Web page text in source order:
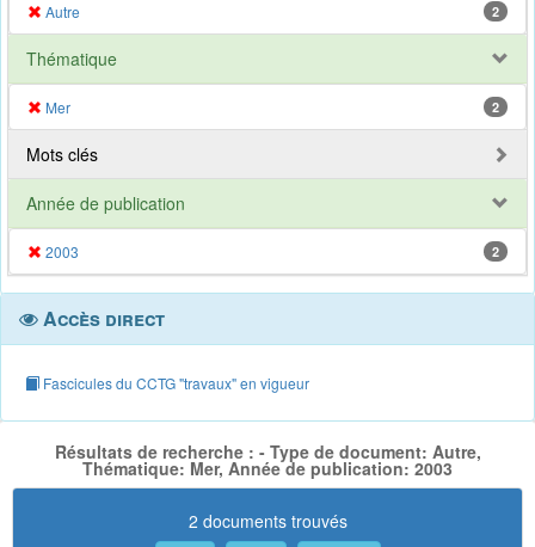
Autre 2
Thématique
Mer 2
Mots clés
Année de publication
2003 2
Accès direct
Fascicules du CCTG "travaux" en vigueur
Résultats de recherche : - Type de document: Autre,
Thématique: Mer, Année de publication: 2003
2 documents trouvés